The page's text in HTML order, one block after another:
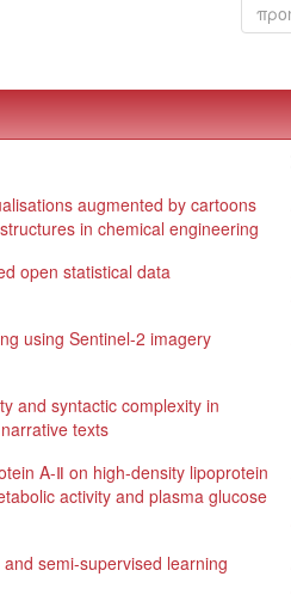
augmented by cartoons
in chemical engineering
open statistical data
using Sentinel-2 imagery
and syntactic complexity in
texts
A-Ⅱ on high-density lipoprotein
activity and plasma glucose
semi-supervised learning